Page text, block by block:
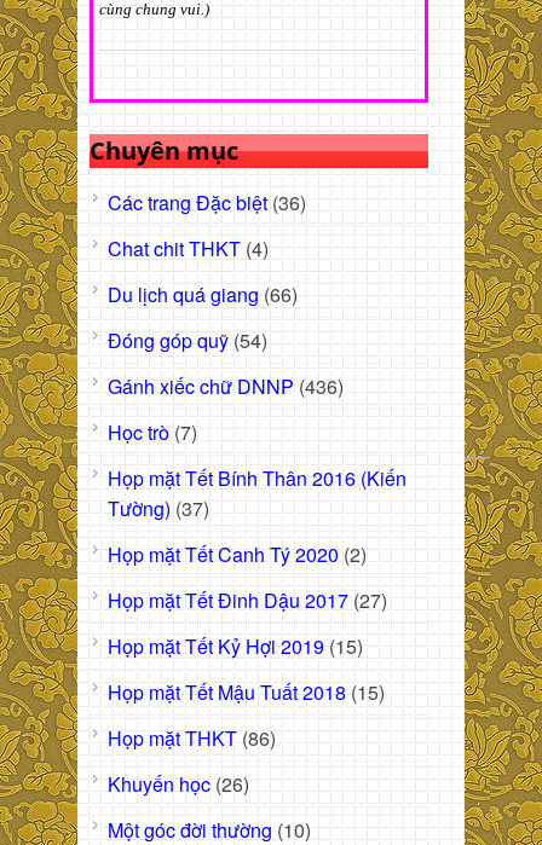
cùng chung vui.)
Chuyên mục
Các trang Đặc biệt (36)
Chat chit THKT (4)
Du lịch quá giang (66)
Đóng góp quỹ (54)
Gánh xiếc chữ DNNP (436)
Học trò (7)
Họp mặt Tết Bính Thân 2016 (Kiến
Tường) (37)
Họp mặt Tết Canh Tý 2020 (2)
Họp mặt Tết Đinh Dậu 2017 (27)
Họp mặt Tết Kỷ Hợi 2019 (15)
Họp mặt Tết Mậu Tuất 2018 (15)
Họp mặt THKT (86)
Khuyến học (26)
Một góc đời thường (10)